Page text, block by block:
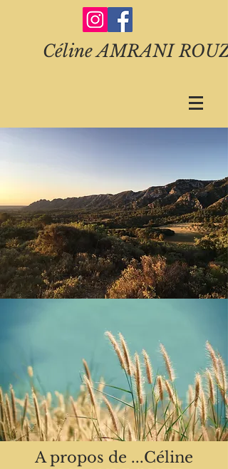
Céline AMRANI
A propos de ...Céline